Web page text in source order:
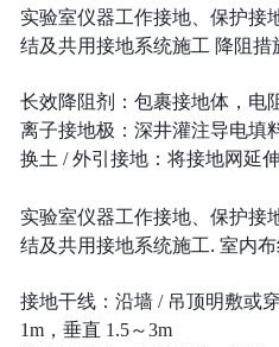
实验室仪器工作接地、保护接
结及共用接地系统施工 降阻措
长效降阻剂：包裹接地体，电
离子接地极：深井灌注导电填
换土 / 外引接地：将接地网延
实验室仪器工作接地、保护接
结及共用接地系统施工. 室内
接地干线：沿墙 / 吊顶明敷或
1m，垂直 1.5～3m